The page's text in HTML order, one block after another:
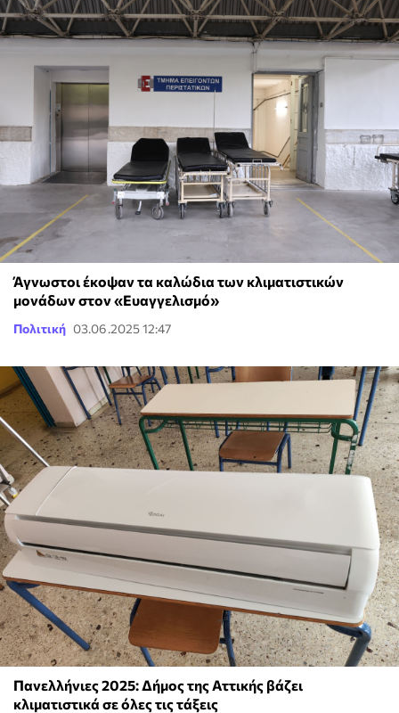
Άγνωστοι έκοψαν τα καλώδια των κλιματιστικών
μονάδων στον «Ευαγγελισμό»
Πολιτική 03.06.2025 12:47
Πανελλήνιες 2025: Δήμος της Αττικής βάζει
κλιματιστικά σε όλες τις τάξεις